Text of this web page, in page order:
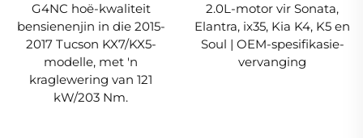
G4NC hoë-kwaliteit
bensienenjin in die 2015-
2017 Tucson KX7/KX5-
modelle, met 'n
kraglewering van 121
kW/203 Nm.
2.0L-motor vir Sonata,
Elantra, ix35, Kia K4, K5 en
Soul | OEM-spesifikasie-
vervanging